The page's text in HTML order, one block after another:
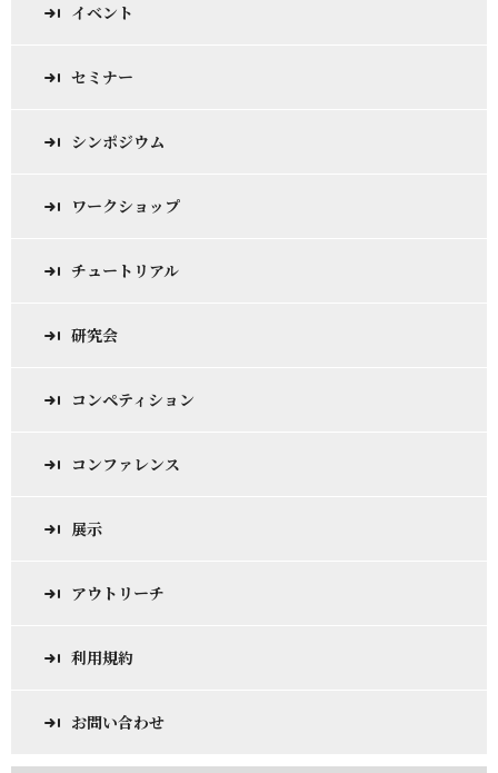
イベント
セミナー
シンポジウム
ワークショップ
チュートリアル
研究会
コンペティション
コンファレンス
展示
アウトリーチ
利用規約
お問い合わせ